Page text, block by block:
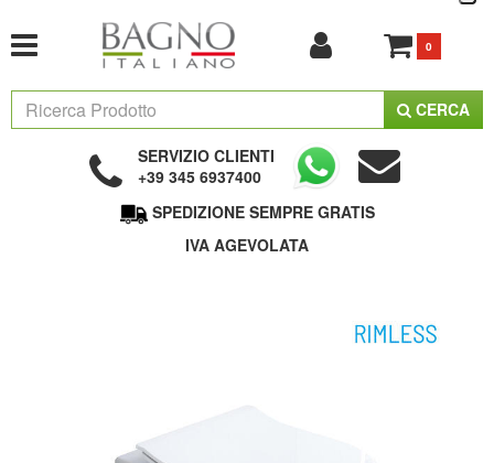
0
CERCA
SERVIZIO CLIENTI
+39 345 6937400
SPEDIZIONE SEMPRE GRATIS
IVA AGEVOLATA